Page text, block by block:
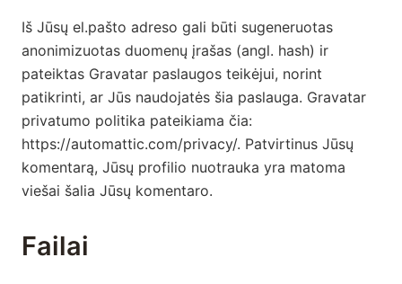
Iš Jūsų el.pašto adreso gali būti sugeneruotas
anonimizuotas duomenų įrašas (angl. hash) ir
pateiktas Gravatar paslaugos teikėjui, norint
patikrinti, ar Jūs naudojatės šia paslauga. Gravatar
privatumo politika pateikiama čia:
https://automattic.com/privacy/. Patvirtinus Jūsų
komentarą, Jūsų profilio nuotrauka yra matoma
viešai šalia Jūsų komentaro.
Failai